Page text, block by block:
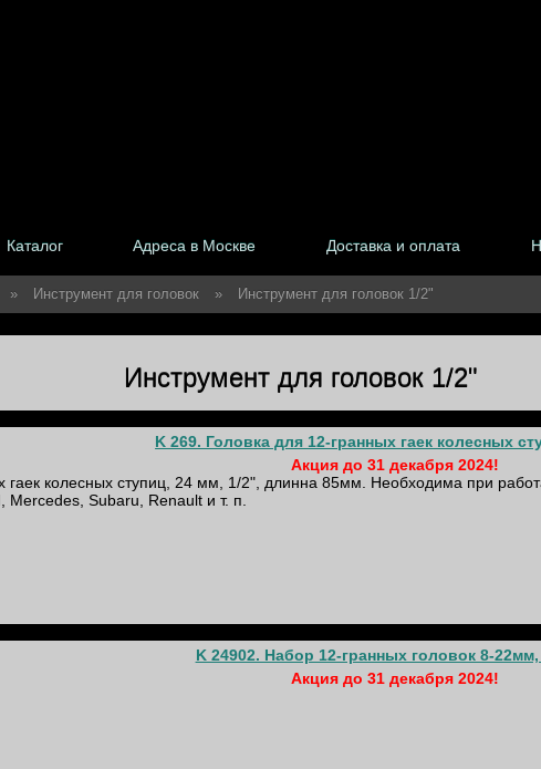
Каталог Адреса в Москве Доставка и оплата
» Инструмент для головок » Инструмент для головок 1/2"
Инструмент для головок 1/2"
K 269. Головка для 12-гранных гаек колесных
Акция до 31 декабря 2024!
гаек колесных ступиц, 24 мм, 1/2", длинна 85мм. Необходима при
Mercedes, Subaru, Renault и т. п.
K 24902. Набор 12-гранных головок 8-
Акция до 31 декабря 2024!